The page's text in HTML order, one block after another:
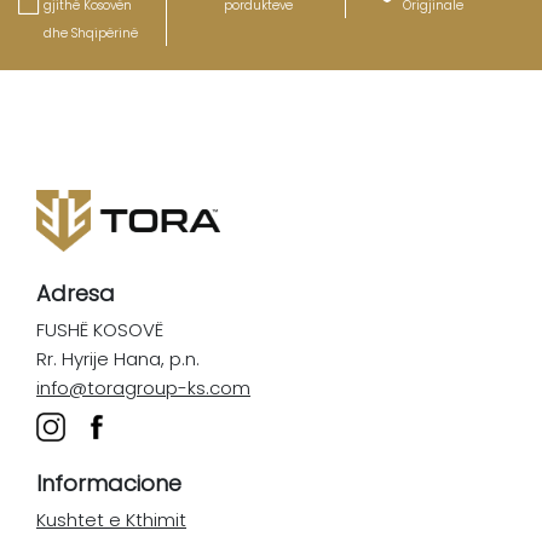
gjithë Kosovën
dhe Shqipërinë
pordukteve Origjinale
Adresa
FUSHË KOSOVË
Rr. Hyrije Hana, p.n.
info@toragroup-ks.com
Informacione
Kushtet e Kthimit